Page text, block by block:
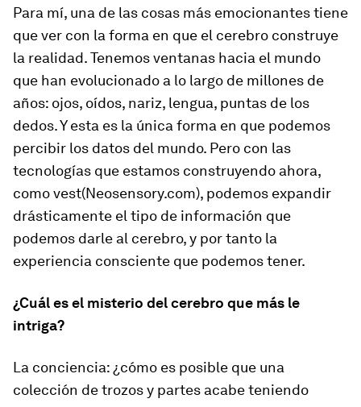
Para mí, una de las cosas más emocionantes tiene
que ver con la forma en que el cerebro construye
la realidad. Tenemos ventanas hacia el mundo
que han evolucionado a lo largo de millones de
años: ojos, oídos, nariz, lengua, puntas de los
dedos. Y esta es la única forma en que podemos
percibir los datos del mundo. Pero con las
tecnologías que estamos construyendo ahora,
como vest(Neosensory.com), podemos expandir
drásticamente el tipo de información que
podemos darle al cerebro, y por tanto la
experiencia consciente que podemos tener.
¿Cuál es el misterio del cerebro que más le
intriga?
La conciencia: ¿cómo es posible que una
colección de trozos y partes acabe teniendo